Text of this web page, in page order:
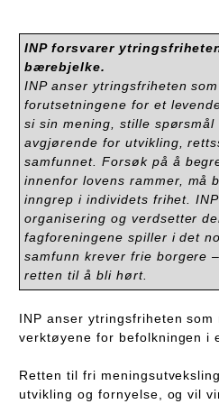
INP forsvarer
bærebjelke.
INP anser ytringsfriheten
forutsetningene for et
si sin mening, stille
avgjørende for utvikling,
samfunnet. Forsøk på å
innenfor lovens rammer, må
inngrep i individets frihet.
organisering og verdsetter
fagforeningene spiller i det
samfunn krever frie borgere
retten til å bli hørt.
INP anser ytringsfriheten
verktøyene for befolkningen i
Retten til fri
utvikling og fornyelse, og vil